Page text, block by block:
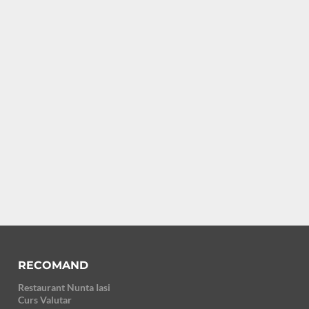
RECOMAND
Restaurant Nunta Iasi
Curs Valutar